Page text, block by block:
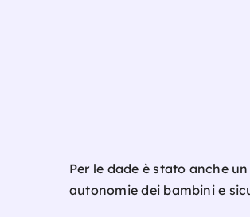
Per le dade è stato anche
autonomie dei bambini e